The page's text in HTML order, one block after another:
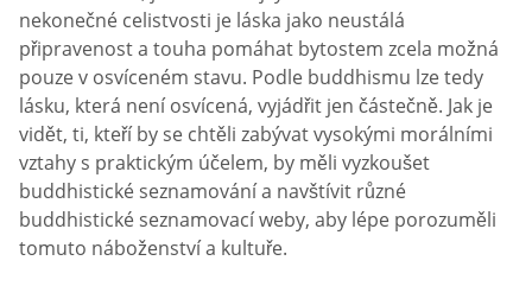
nekonečné celistvosti je láska jako neustálá
připravenost a touha pomáhat bytostem zcela možná
pouze v osvíceném stavu. Podle buddhismu lze tedy
lásku, která není osvícená, vyjádřit jen částečně. Jak je
vidět, ti, kteří by se chtěli zabývat vysokými morálními
vztahy s praktickým účelem, by měli vyzkoušet
buddhistické seznamování a navštívit různé
buddhistické seznamovací weby, aby lépe porozuměli
tomuto náboženství a kultuře.